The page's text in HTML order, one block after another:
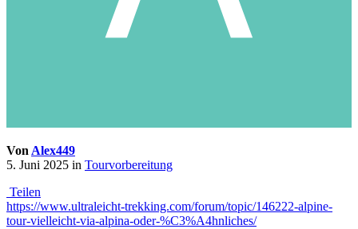
VonAlex449
5. Juni 2025 in Tourvorbereitung
Teilen
https://www.ultraleicht-trekking.com/forum/topic/146222-alpine-
tour-vielleicht-via-alpina-oder-%C3%A4hnliches/